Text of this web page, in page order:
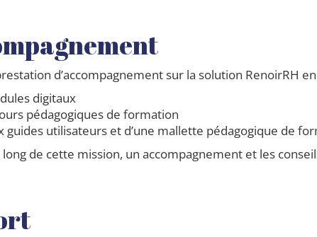
d’accompagnement sur la solution RenoirRH
digitaux
pédagogiques de formation
guides utilisateurs et d’une mallette pédagogique de
de cette mission, un accompagnement et les